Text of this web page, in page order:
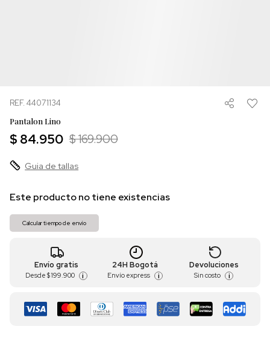
REF. 44071134
Pantalon Lino
$ 84.950 $ 169.900
Guia de tallas
Este producto no tiene existencias
Calcular tiempo de envío
Envío gratis
Desde $ 199.900 i
24H Bogotá
Envío express i
Devoluciones
Sin costo i